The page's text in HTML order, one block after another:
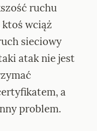
ruchu
ktoś wciąż
sieciowy
atak nie jest
a
problem.